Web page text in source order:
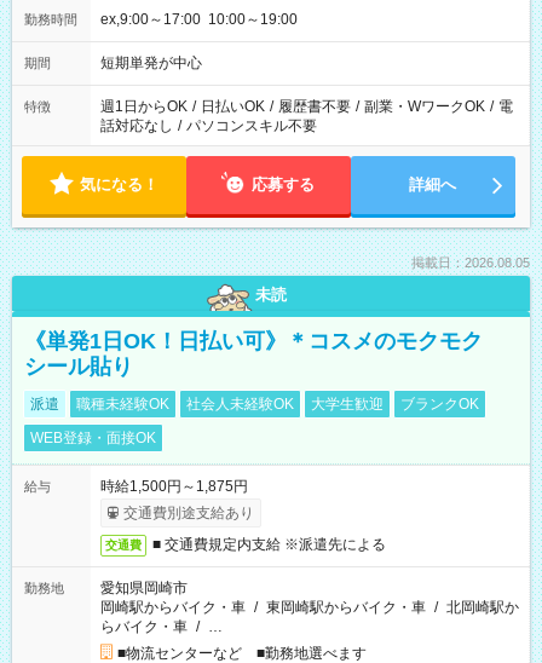
勤務時間 ex,9:00～17:00 10:00～19:00
期間 短期単発が中心
特徴 週1日からOK / 日払いOK / 履歴書不要 / 副業・WワークOK / 電
話対応なし / パソコンスキル不要
気になる！ 応募する 詳細へ
掲載日：2026.08.05
未読
《単発1日OK！日払い可》＊コスメのモクモク
シール貼り
派遣 職種未経験OK 社会人未経験OK 大学生歓迎
ブランクOK
WEB登録・面接OK
給与
時給1,500円～1,875円
交通費別途支給あり
交通費 ■ 交通費規定内支給 ※派遣先による
勤務地
愛知県岡崎市
岡崎駅からバイク・車 / 東岡崎駅からバイク・車 / 北岡崎駅か
らバイク・車 / …
■物流センターなど ■勤務地選べます